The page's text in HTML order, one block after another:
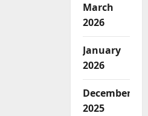
March
2026
January
2026
December
2025